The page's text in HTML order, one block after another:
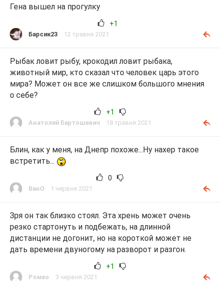
Гена вышел на прогулку
+1
Барсик23 12 травня 2021
Рыбак ловит рыбу, крокодил ловит рыбака,
животный мир, кто сказал что человек царь этого
мира? Может он все же слишком большого мнения
о себе?
+1
Анатолий Бартошевич 18 травня 2021
Блин, как у меня, на Днепр похоже...Ну нахер такое
встретить...
0
ВанО 1 червня 2021
Зря он так близко стоял. Эта хрень может очень
резко стартонуть и подбежать, на длинной
дистанции не догонит, но на короткой может не
дать времени двуногому на разворот и разгон.
+1
Ромео 3 червня 2021